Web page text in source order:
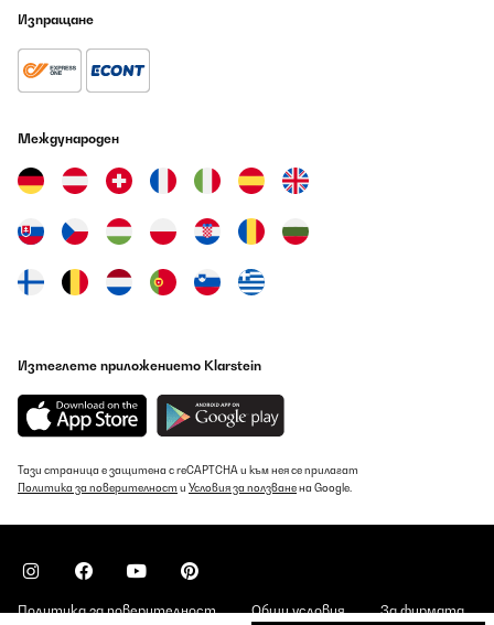
Изпращане
Международен
Изтеглете приложението Klarstein
Тази страница е защитена с reCAPTCHA и към нея се прилагат
Политика за поверителност и Условия за ползванена Google.
Политика за поверителност Общи условия За фирмата